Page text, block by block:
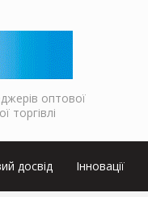
оптової
торгівлі
досвід Інновації